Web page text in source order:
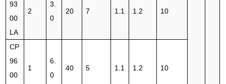
93
00
LA
2
3.
0
20 7 1.1 1.2 10
CP
96
00
1
6.
0
40 5 1.1 1.2 10